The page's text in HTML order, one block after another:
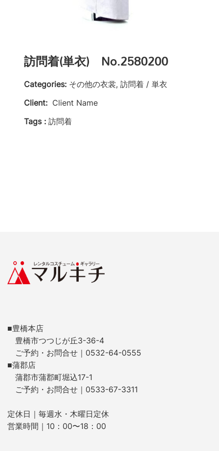
訪問着(単衣) No.2580200
Categories: その他の衣裳, 訪問着 / 単衣
Client: Client Name
Tags : 訪問着
■豊橋本店
豊橋市つつじが丘3-36-4
ご予約・お問合せ｜0532-64-0555
■蒲郡店
蒲郡市蒲郡町堀込17-1
ご予約・お問合せ｜0533-67-3311
定休日｜毎週水・木曜日定休
営業時間｜10：00〜18：00